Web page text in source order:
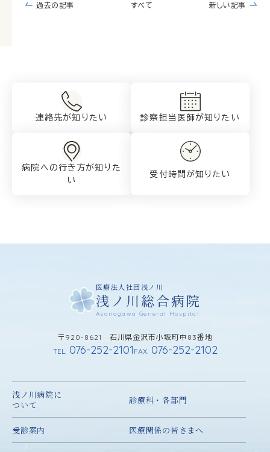
過去の記事 すべて 新しい記事
連絡先が知りたい 診察担当医師が知りたい
病院への行き方が知りた
い
受付時間が知りたい
医療法人社団浅ノ川
浅ノ川総合病院
Asanogawa General Hospital
〒920-8621 石川県金沢市小坂町中83番地
TEL.076-252-2101 FAX.076-252-2102
浅ノ川病院に
ついて
診療科・各部門
受診案内 医療関係の皆さまへ